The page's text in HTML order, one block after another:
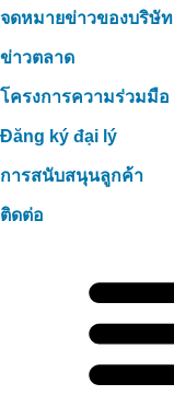
จดหมายข่าวของบริษัท
ข่าวตลาด
โครงการความร่วมมือ
Đăng ký đại lý
การสนับสนุนลูกค้า
ติดต่อ